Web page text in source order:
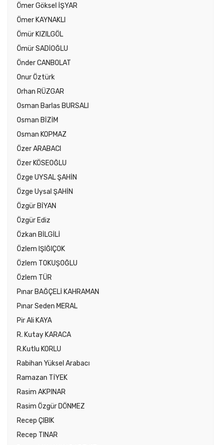
Ömer Göksel İŞYAR
Ömer KAYNAKLI
Ömür KIZILGÖL
Ömür SADİOĞLU
Önder CANBOLAT
Onur Öztürk
Orhan RÜZGAR
Osman Barlas BURSALI
Osman BİZİM
Osman KOPMAZ
Özer ARABACI
Özer KÖSEOĞLU
Özge UYSAL ŞAHİN
Özge Uysal ŞAHİN
Özgür BİYAN
Özgür Ediz
Özkan BİLGİLİ
Özlem IŞIĞIÇOK
Özlem TOKUŞOĞLU
Özlem TÜR
Pınar BAĞÇELİ KAHRAMAN
Pınar Seden MERAL
Pir Ali KAYA
R. Kutay KARACA
R.Kutlu KORLU
Rabihan Yüksel Arabacı
Ramazan TİYEK
Rasim AKPINAR
Rasim Özgür DÖNMEZ
Recep ÇIBIK
Recep TINAR